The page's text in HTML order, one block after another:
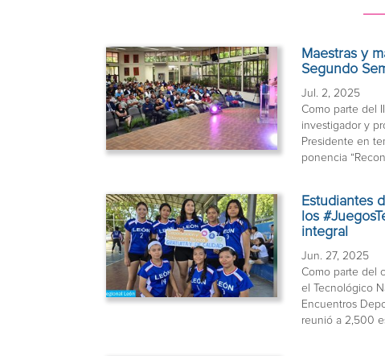
Maestras y
Segundo
Jul. 2, 2025
Como parte del
investigador y
Presidente en
ponencia
Estudiantes
los
integral
Jun. 27, 2025
Como parte del
el Tecnológico
Encuentros
reunió a 2,500